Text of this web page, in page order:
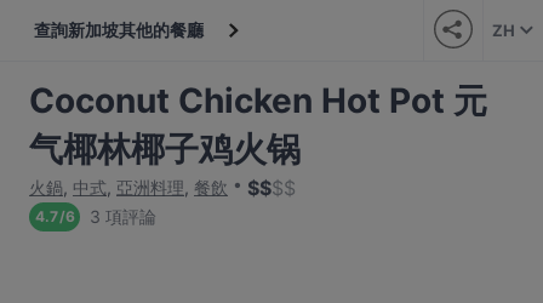
查詢新加坡其他的餐廳 ZH
Coconut Chicken Hot Pot 元
气椰林椰子鸡火锅
火鍋, 中式, 亞洲料理, 餐飲 $$$$
4.7/6 3 項評論